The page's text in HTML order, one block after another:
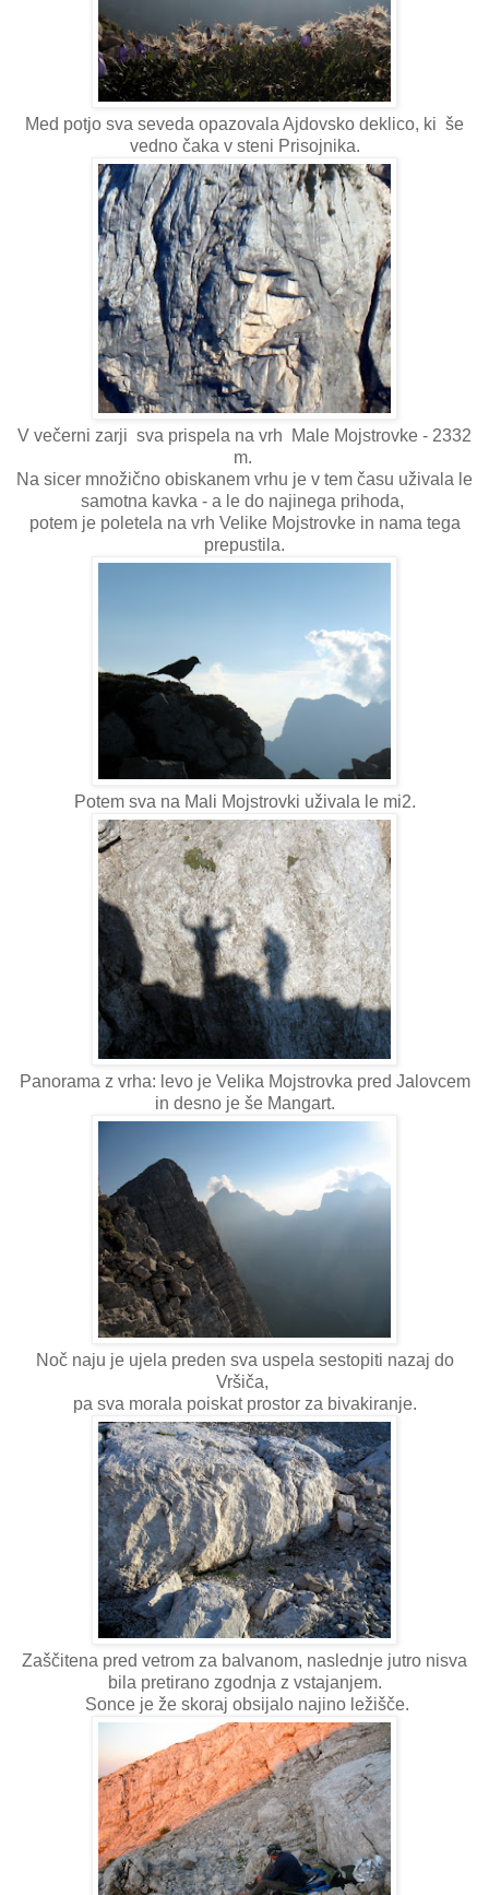
Med potjo sva seveda opazovala Ajdovsko deklico, ki še
vedno čaka v steni Prisojnika.
V večerni zarji sva prispela na vrh Male Mojstrovke - 2332
m.
Na sicer množično obiskanem vrhu je v tem času uživala le
samotna kavka - a le do najinega prihoda,
potem je poletela na vrh Velike Mojstrovke in nama tega
prepustila.
Potem sva na Mali Mojstrovki uživala le mi2.
Panorama z vrha: levo je Velika Mojstrovka pred Jalovcem
in desno je še Mangart.
Noč naju je ujela preden sva uspela sestopiti nazaj do
Vršiča,
pa sva morala poiskat prostor za bivakiranje.
Zaščitena pred vetrom za balvanom, naslednje jutro nisva
bila pretirano zgodnja z vstajanjem.
Sonce je že skoraj obsijalo najino ležišče.